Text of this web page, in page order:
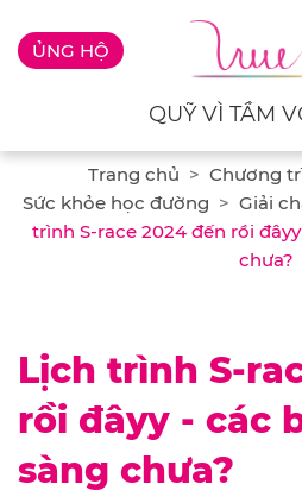
ỦNG HỘ
QUỸ VÌ TẦM
Trang chủ
Chương
Sức khỏe học đường
Giải
trình S-race 2024 đến rồi
chưa?
Lịch trình S-
rồi đâyy - các
sàng chưa?